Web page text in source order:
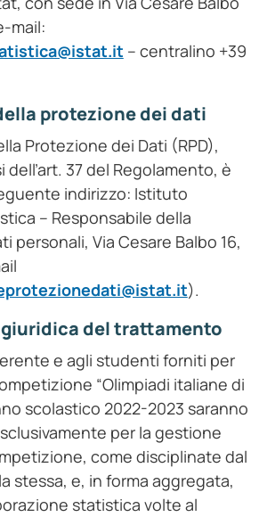
mail:
– centralino +39
protezione dei dati
Protezione dei Dati (RPD),
37 del Regolamento, è
indirizzo: Istituto
– Responsabile della
personali, Via Cesare Balbo 16,
).
giuridica del trattamento
e agli studenti forniti per
“Olimpiadi italiane di
scolastico 2022-2023 saranno
per la gestione
come disciplinate dal
stessa, e, in forma aggregata,
statistica volte al